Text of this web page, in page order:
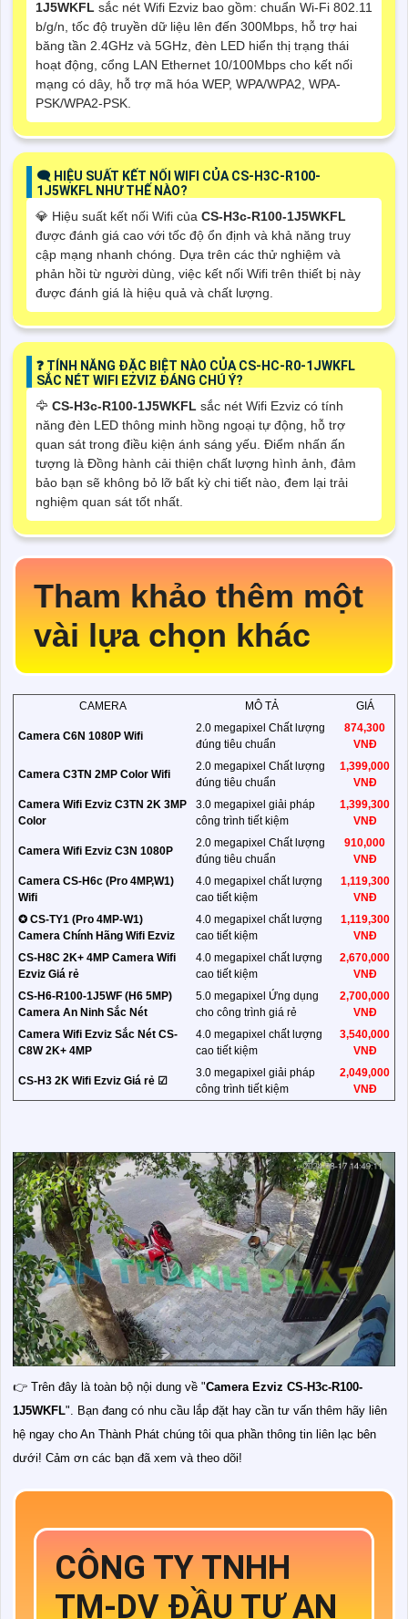
1J5WKFL sắc nét Wifi Ezviz bao gồm: chuẩn Wi-Fi 802.11
b/g/n, tốc độ truyền dữ liệu lên đến 300Mbps, hỗ trợ hai
băng tần 2.4GHz và 5GHz, đèn LED hiển thị trạng thái
hoạt động, cổng LAN Ethernet 10/100Mbps cho kết nối
mạng có dây, hỗ trợ mã hóa WEP, WPA/WPA2, WPA-
PSK/WPA2-PSK.
🗨️ HIỆU SUẤT KẾT NỐI WIFI CỦA CS-H3C-R100-
1J5WKFL NHƯ THẾ NÀO?
💎 Hiệu suất kết nối Wifi của CS-H3c-R100-1J5WKFL
được đánh giá cao với tốc độ ổn định và khả năng truy
cập mạng nhanh chóng. Dựa trên các thử nghiệm và
phản hồi từ người dùng, việc kết nối Wifi trên thiết bị này
được đánh giá là hiệu quả và chất lượng.
️❓ TÍNH NĂNG ĐẶC BIỆT NÀO CỦA CS-HC-R0-1JWKFL
SẮC NÉT WIFI EZVIZ ĐÁNG CHÚ Ý?
🦅 CS-H3c-R100-1J5WKFL sắc nét Wifi Ezviz có tính
năng đèn LED thông minh hồng ngoại tự động, hỗ trợ
quan sát trong điều kiện ánh sáng yếu. Điểm nhấn ấn
tượng là Đồng hành cải thiện chất lượng hình ảnh, đảm
bảo bạn sẽ không bỏ lỡ bất kỳ chi tiết nào, đem lại trải
nghiệm quan sát tốt nhất.
Tham khảo thêm một
vài lựa chọn khác
CAMERA MÔ TẢ GIÁ
Camera C6N 1080P Wifi
2.0 megapixel Chất lượng
đúng tiêu chuẩn
874,300
VNĐ
Camera C3TN 2MP Color Wifi
2.0 megapixel Chất lượng
đúng tiêu chuẩn
1,399,000
VNĐ
Camera Wifi Ezviz C3TN 2K 3MP
Color
3.0 megapixel giải pháp
công trình tiết kiệm
1,399,300
VNĐ
Camera Wifi Ezviz C3N 1080P
2.0 megapixel Chất lượng
đúng tiêu chuẩn
910,000
VNĐ
Camera CS-H6c (Pro 4MP,W1)
Wifi
4.0 megapixel chất lượng
cao tiết kiệm
1,119,300
VNĐ
✪ CS-TY1 (Pro 4MP-W1)
Camera Chính Hãng Wifi Ezviz
4.0 megapixel chất lượng
cao tiết kiệm
1,119,300
VNĐ
CS-H8C 2K+ 4MP Camera Wifi
Ezviz Giá rẻ
4.0 megapixel chất lượng
cao tiết kiệm
2,670,000
VNĐ
CS-H6-R100-1J5WF (H6 5MP)
Camera An Ninh Sắc Nét
5.0 megapixel Ứng dụng
cho công trình giá rẻ
2,700,000
VNĐ
Camera Wifi Ezviz Sắc Nét CS-
C8W 2K+ 4MP
4.0 megapixel chất lượng
cao tiết kiệm
3,540,000
VNĐ
CS-H3 2K Wifi Ezviz Giá rẻ ☑
3.0 megapixel giải pháp
công trình tiết kiệm
2,049,000
VNĐ
👉 Trên đây là toàn bộ nội dung về "Camera Ezviz CS-H3c-R100-
1J5WKFL". Bạn đang có nhu cầu lắp đặt hay cần tư vấn thêm hãy liên
hệ ngay cho An Thành Phát chúng tôi qua phần thông tin liên lạc bên
dưới! Cảm ơn các bạn đã xem và theo dõi!
CÔNG TY TNHH
TM-DV ĐẦU TƯ AN